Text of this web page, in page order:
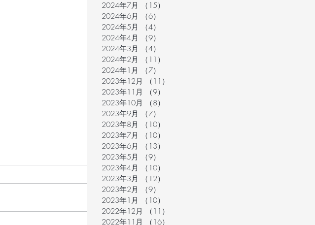
2024年7月
（15）
2024年6月
（6）
2024年5月
（4）
2024年4月
（9）
2024年3月
（4）
2024年2月
（11）
2024年1月
（7）
2023年12月
（11）
2023年11月
（9）
2023年10月
（8）
2023年9月
（7）
2023年8月
（10）
2023年7月
（10）
2023年6月
（13）
2023年5月
（9）
2023年4月
（10）
2023年3月
（12）
2023年2月
（9）
2023年1月
（10）
2022年12月
（11）
2022年11月
（16）